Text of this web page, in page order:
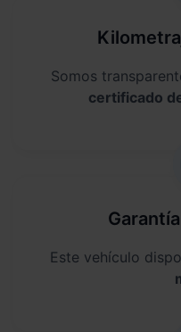
Somos
certificado
Este vehículo